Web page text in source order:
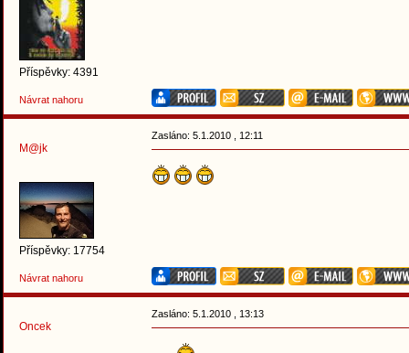
Příspěvky: 4391
Návrat nahoru
M@jk
Příspěvky: 17754
Zasláno: 5.1.2010 , 12:11
Návrat nahoru
Oncek
Zasláno: 5.1.2010 , 13:13